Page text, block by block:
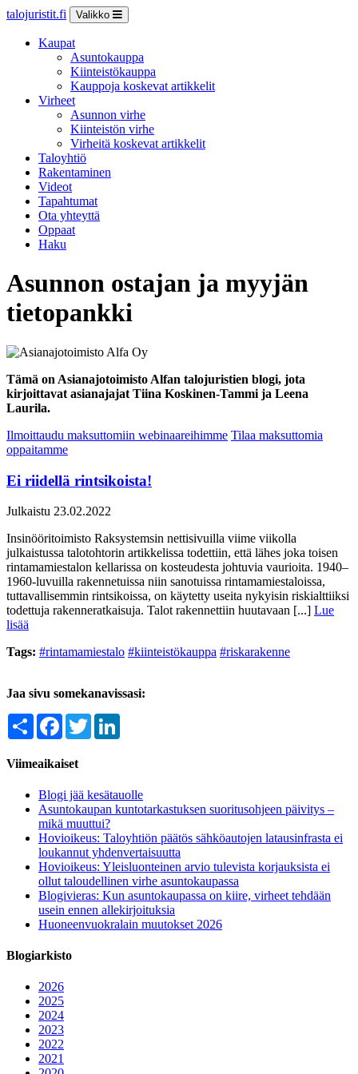
talojuristit.fi Valikko
Kaupat
Asuntokauppa
Kiinteistökauppa
Kauppoja koskevat artikkelit
Virheet
Asunnon virhe
Kiinteistön virhe
Virheitä koskevat artikkelit
Taloyhtiö
Rakentaminen
Videot
Tapahtumat
Ota yhteyttä
Oppaat
Haku
Asunnon ostajan ja myyjän
tietopankki
Tämä on Asianajotoimisto Alfan talojuristien blogi, jota
kirjoittavat asianajajat Tiina Koskinen-Tammi ja Leena
Laurila.
Ilmoittaudu maksuttomiin webinaareihimme Tilaa maksuttomia
oppaitamme
Ei riidellä rintsikoista!
Julkaistu 23.02.2022
Insinööritoimisto Raksystemsin nettisivuilla viime viikolla
julkaistussa talotohtorin artikkelissa todettiin, että lähes joka toisen
rintamamiestalon kellarissa on kosteudesta johtuvia vaurioita. 1940–
1960-luvuilla rakennetuissa niin sanotuissa rintamamiestaloissa,
tuttavallisemmin rintsikoissa, on käytetty useita nykyisin riskialttiiksi
todettuja rakenneratkaisuja. Talot rakennettiin huutavaan [...] Lue
lisää
Tags: #rintamamiestalo #kiinteistökauppa #riskarakenne
Jaa sivu somekanavissasi:
Share FacebookTwitter
Viimeaikaiset
Blogi jää kesätauolle
Asuntokaupan kuntotarkastuksen suoritusohjeen päivitys –
mikä muuttui?
Hovioikeus: Taloyhtiön päätös sähköautojen latausinfrasta ei
loukannut yhdenvertaisuutta
Hovioikeus: Yleisluonteinen arvio tulevista korjauksista ei
ollut taloudellinen virhe asuntokaupassa
Blogivieras: Kun asuntokaupassa on kiire, virheet tehdään
usein ennen allekirjoituksia
Huoneenvuokralain muutokset 2026
Blogiarkisto
2026
2025
2024
2023
2022
2021